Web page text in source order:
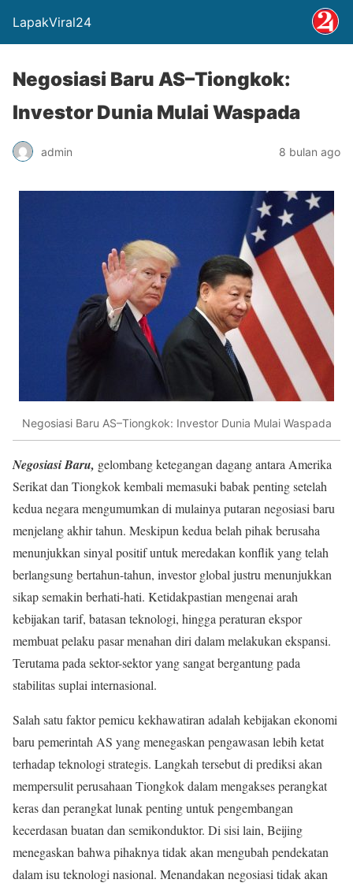
LapakViral24
Negosiasi Baru AS–Tiongkok:
Investor Dunia Mulai Waspada
admin 8 bulan ago
Negosiasi Baru AS–Tiongkok: Investor Dunia Mulai Waspada
Negosiasi Baru, gelombang ketegangan dagang antara Amerika
Serikat dan Tiongkok kembali memasuki babak penting setelah
kedua negara mengumumkan di mulainya putaran negosiasi baru
menjelang akhir tahun. Meskipun kedua belah pihak berusaha
menunjukkan sinyal positif untuk meredakan konflik yang telah
berlangsung bertahun-tahun, investor global justru menunjukkan
sikap semakin berhati-hati. Ketidakpastian mengenai arah
kebijakan tarif, batasan teknologi, hingga peraturan ekspor
membuat pelaku pasar menahan diri dalam melakukan ekspansi.
Terutama pada sektor-sektor yang sangat bergantung pada
stabilitas suplai internasional.
Salah satu faktor pemicu kekhawatiran adalah kebijakan ekonomi
baru pemerintah AS yang menegaskan pengawasan lebih ketat
terhadap teknologi strategis. Langkah tersebut di prediksi akan
mempersulit perusahaan Tiongkok dalam mengakses perangkat
keras dan perangkat lunak penting untuk pengembangan
kecerdasan buatan dan semikonduktor. Di sisi lain, Beijing
menegaskan bahwa pihaknya tidak akan mengubah pendekatan
dalam isu teknologi nasional. Menandakan negosiasi tidak akan